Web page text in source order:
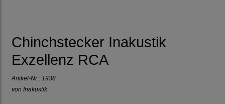
Chinchstecker Inakustik
Exzellenz RCA
Artikel-Nr.: 1938
von Inakustik